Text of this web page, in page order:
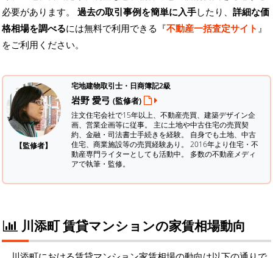
必要があります。 過去の取引事例を簡単に入手したり、 詳細な価
格相場を調べるには無料で利用できる『不動産一括査定サイト 』
をご利用ください。
【監修者】
宅地建物取引士・日商簿記2級
岩野 愛弓 (監修者)
注文住宅会社で15年以上、不動産売買、建築デザイン企
画、営業企画等に従事。 主に土地や中古住宅の売買契
約、金融・司法書士手続きを経験。 自身でも土地、中古
住宅、商業施設等の売買経験あり。 2016年より住宅・不
動産専門ライターとしても活動中。 多数の不動産メディ
アで執筆・監修。
川添町 賃貸マンションの家賃相場動向